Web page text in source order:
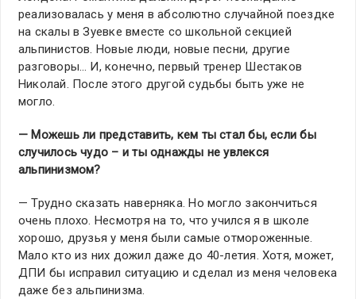
реализовалась у меня в абсолютно случайной поездке
на скалы в Зуевке вместе со школьной секцией
альпинистов. Новые люди, новые песни, другие
разговоры… И, конечно, первый тренер Шестаков
Николай. После этого другой судьбы быть уже не
могло.
— Можешь ли представить, кем ты стал бы, если бы
случилось чудо – и ты однажды не увлекся
альпинизмом?
— Трудно сказать наверняка. Но могло закончиться
очень плохо. Несмотря на то, что учился я в школе
хорошо, друзья у меня были самые отмороженные.
Мало кто из них дожил даже до 40-летия. Хотя, может,
ДПИ бы исправил ситуацию и сделал из меня человека
даже без альпинизма.